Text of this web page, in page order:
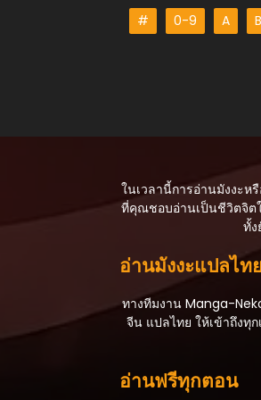
ตอนที่ 45
ตุลาคม 16, 2025
ตุลาคม 16, 2025
ตุลาคม 16, 2025
ตอนที่ 38
# 0-9 A B
ในเวลานี้การอ่านมังงะห
ที่คุณชอบอ่านเป็นชีวิตจิตใ
ทั้ง
อ่านมังงะแปลไท
ทางทีมงาน Manga-
จีน แปลไทย ให้เข้าถึงทุ
อ่านฟรีทุกตอน